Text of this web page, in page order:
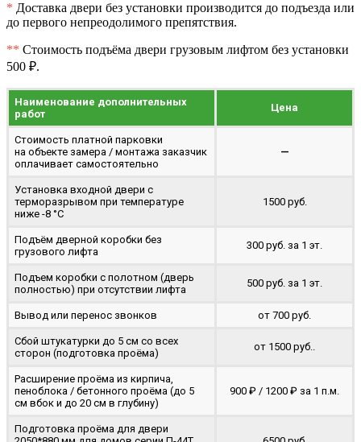
* Доставка двери без установки производится до подъезда или
до первого непреодолимого препятствия.
** Стоимость подъёма двери грузовым лифтом без установки
500 ₽.
Наименование дополнительных
работ
Цена
Стоимость платной парковки
на объекте замера / монтажа заказчик
оплачивает самостоятельно
—
Установка входной двери с
терморазрывом при температуре
ниже -8 °C
1500 руб.
Подъём дверной коробки без
грузового лифта
300 руб. за 1 эт.
Подъем коробки с полотном (дверь
полностью) при отсутствии лифта
500 руб. за 1 эт.
Вывод или перенос звонков от 700 руб.
Сбой штукатурки до 5 см со всех
сторон (подготовка проёма)
от 1500 руб..
Расширение проёма из кирпича,
пеноблока / бетонного проёма (до 5
cм вбок и до 20 см в глубину)
900 ₽ / 1200 ₽ за 1 п.м.
Подготовка проёма для двери